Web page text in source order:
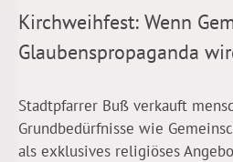
Kirchweihfest: Wenn
Glaubenspropaganda
Stadtpfarrer Buß verkauft
Grundbedürfnisse wie
als exklusives religiöses